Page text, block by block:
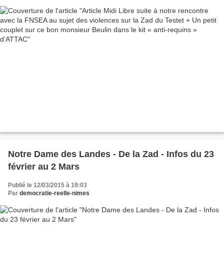
Notre Dame des Landes - De la Zad - Infos du 23
février au 2 Mars
Publié le 12/03/2015 à 19:03
Par democratie-reelle-nimes